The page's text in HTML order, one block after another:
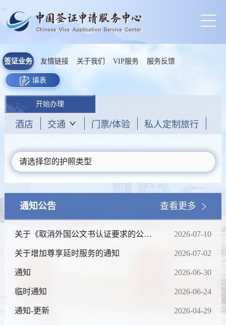
签证业务 友情链接 关于我们 VIP服务 服务反馈
填表
开始办理
酒店 交通 门票/体验 私人定制旅行
请选择您的护照类型
通知公告 查看更多
关于《取消外国公文书认证要求的公
2026-07-10
关于增加尊享延时服务的通知 2026-07-02
通知 2026-06-30
临时通知 2026-06-24
通知-更新 2026-04-29